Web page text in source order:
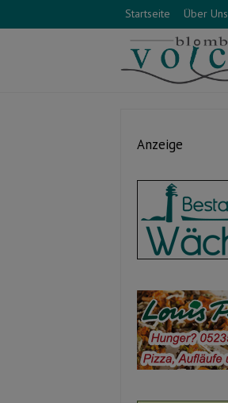
Startseite Über Uns
Anzeige